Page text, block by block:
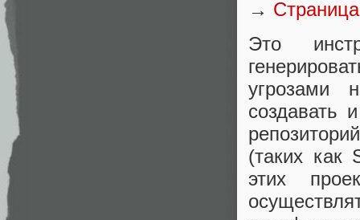
→
Это
угрозами
создавать
(таких как
этих